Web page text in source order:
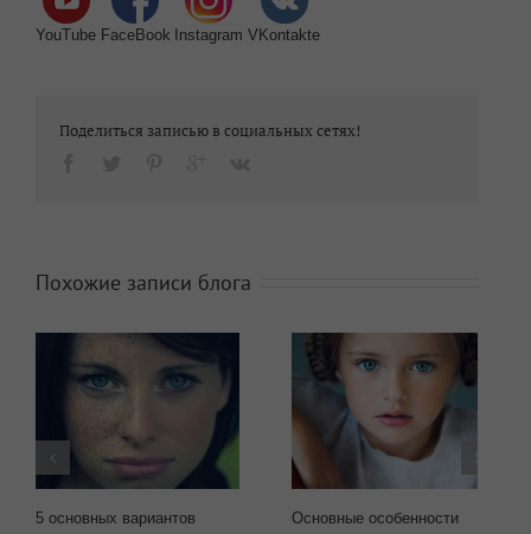
YouTube FaceBook Instagram VKontakte
Поделиться записью в социальных сетях!
Похожие записи блога
5 основных вариантов
Основные особенности